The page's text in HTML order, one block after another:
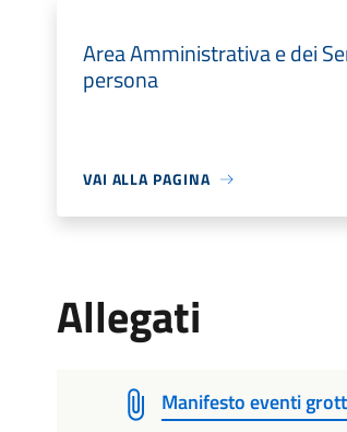
Area Amministrativa e dei
persona
VAI ALLA PAGINA
Allegati
Manifesto eventi